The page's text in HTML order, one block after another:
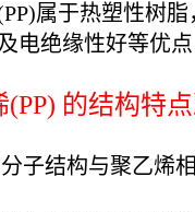
属于热塑性树
电绝缘性好等优
(PP) 的结构特
子结构与聚乙烯